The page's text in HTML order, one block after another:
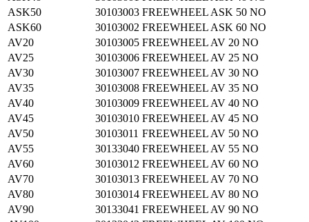
ASK50
30103003 FREEWHEEL ASK 50 NO
ASK60
30103002 FREEWHEEL ASK 60 NO
AV20
30103005 FREEWHEEL AV 20 NO
AV25
30103006 FREEWHEEL AV 25 NO
AV30
30103007 FREEWHEEL AV 30 NO
AV35
30103008 FREEWHEEL AV 35 NO
AV40
30103009 FREEWHEEL AV 40 NO
AV45
30103010 FREEWHEEL AV 45 NO
AV50
30103011 FREEWHEEL AV 50 NO
AV55
30133040 FREEWHEEL AV 55 NO
AV60
30103012 FREEWHEEL AV 60 NO
AV70
30103013 FREEWHEEL AV 70 NO
AV80
30103014 FREEWHEEL AV 80 NO
AV90
30133041 FREEWHEEL AV 90 NO